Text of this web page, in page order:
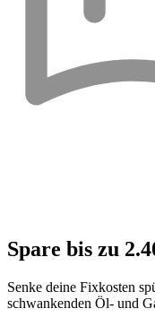
Spare bis zu
Senke deine Fixkosten
schwankenden Öl- und